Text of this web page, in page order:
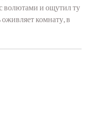
волютами и ощутил ту
комнату, в